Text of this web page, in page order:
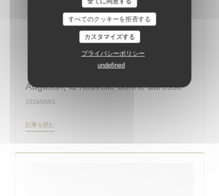
すべてのクッキーを拒否する
カスタマイズする
プライバシーポリシー
undefined
Augustin, la nouvelle bonne adresse
2019/09/01
記事を読む((新しいウィンドウで開きます))